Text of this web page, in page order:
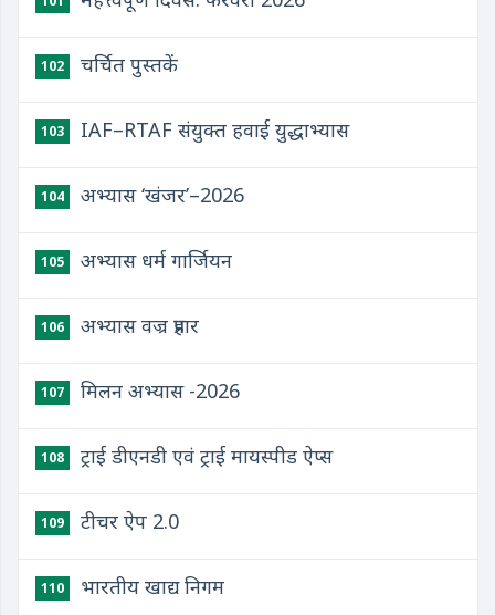
102 चर्चित पुस्तकें
103 IAF–RTAF संयुक्त हवाई युद्धाभ्यास
104 अभ्यास ‘खंजर’–2026
105 अभ्यास धर्म गार्जियन
106 अभ्यास वज्र प्रहार
107 मिलन अभ्यास -2026
108 ट्राई डीएनडी एवं ट्राई मायस्पीड ऐप्स
109 टीचर ऐप 2.0
110 भारतीय खाद्य निगम